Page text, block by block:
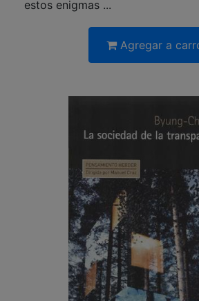
estos enigmas ...
Agregar a